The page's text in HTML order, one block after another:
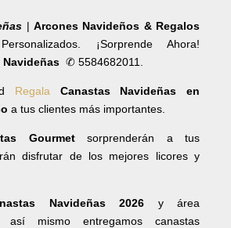
|Arcones Navideños & Regalos
¡Sorprende Ahora!
Navideñas ✆ 5584682011.
Regala Canastas Navideñas en
a tus clientes más importantes.
Gourmetsorprenderán a tus
disfrutar de los mejores licores y
Navideñas 2026 y área
así mismo entregamos canastas